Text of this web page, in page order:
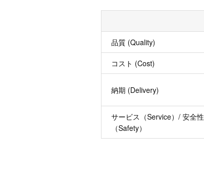
品質 (Quality)
コスト (Cost)
納期 (Delivery)
サービス（Service）/ 安全性
（Safety）